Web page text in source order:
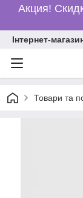
Акция!
Інтернет-
Товари та